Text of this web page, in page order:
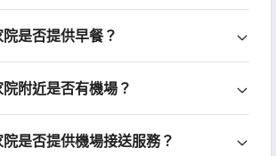
是否提供早餐？
附近是否有機場？
是否提供機場接送服務？